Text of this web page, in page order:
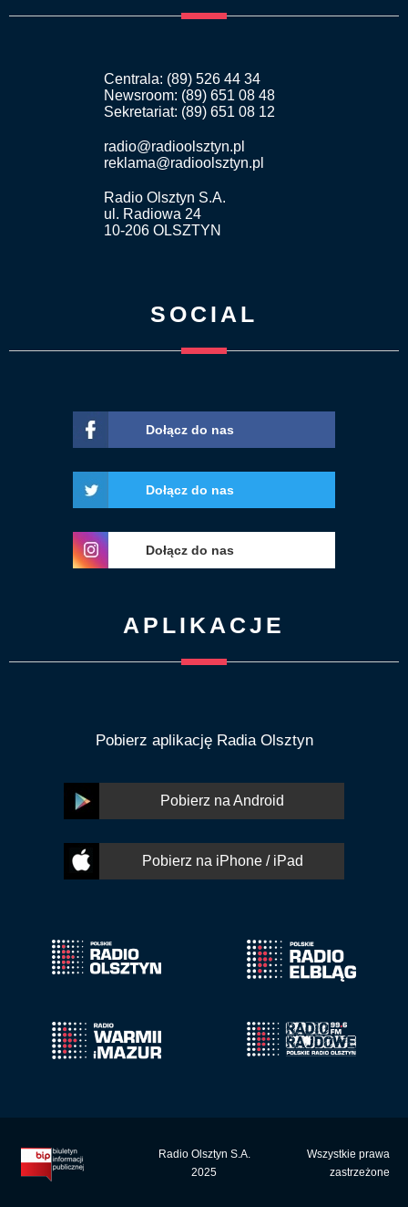
Centrala: (89) 526 44 34
Newsroom: (89) 651 08 48
Sekretariat: (89) 651 08 12
radio@radioolsztyn.pl
reklama@radioolsztyn.pl
Radio Olsztyn S.A.
ul. Radiowa 24
10-206 OLSZTYN
SOCIAL
Dołącz do nas
Dołącz do nas
Dołącz do nas
APLIKACJE
Pobierz aplikację Radia Olsztyn
Pobierz na Android
Pobierz na iPhone / iPad
Radio Olsztyn S.A.
2025
Wszystkie prawa
zastrzeżone